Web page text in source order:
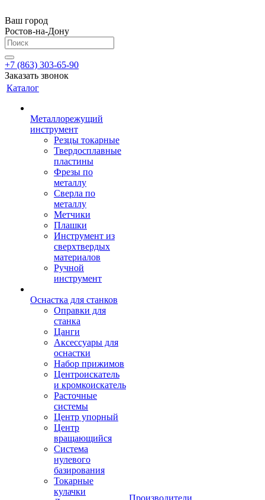
Ваш город
Ростов-на-Дону
+7 (863) 303-65-90
Заказать звонок
Каталог
Металлорежущий
инструмент
Резцы токарные
Твердосплавные
пластины
Фрезы по
металлу
Сверла по
металлу
Метчики
Плашки
Инструмент из
сверхтвердых
материалов
Ручной
инструмент
Оснастка для станков
Оправки для
станка
Цанги
Аксессуары для
оснастки
Набор прижимов
Центроискатель
и кромкоискатель
Расточные
системы
Центр упорный
Центр
вращающийся
Система
нулевого
базирования
Токарные
кулачки
Производители